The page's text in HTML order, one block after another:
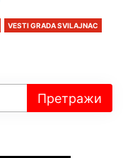
VESTI GRADA SVILAJNAC